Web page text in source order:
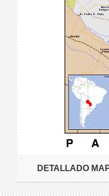
DETALLADO